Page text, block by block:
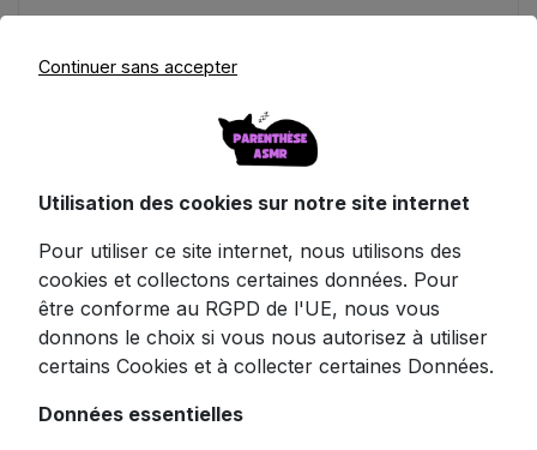
avec ce bandeau écouteurs audio
nuits sereines et réparatrices. Ce n'est pas
juste un bandeau avec des écouteurs, c'est
votre passeport pour le pays des rêves!
Conçu pour les amateurs de détente
profonde, ce bandeau ajustable en taille
universelle repousse les limites du confort
avec son système de fixation velcro. Son
tissu respirant allie souplesse et douceur,
délicatement dissimulés sous une couche de
Continuer sans accepter
Utilisation des cookies sur notre site internet
Pour utiliser ce site internet, nous utilisons des
cookies et collectons certaines données. Pour
être conforme au RGPD de l'UE, nous vous
donnons le choix si vous nous autorisez à utiliser
certains Cookies et à collecter certaines Données.
Données essentielles